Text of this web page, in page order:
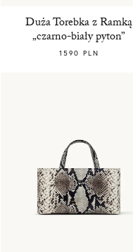
Duża Torebka z Ramką
„czarno-biały pyton”
1590 PLN